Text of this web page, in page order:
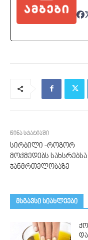
წინა სტატიაში
სირბილი -როგორ
მოქმედებს
ჯანმრთელობაზე
მსგავსი სიახლეები